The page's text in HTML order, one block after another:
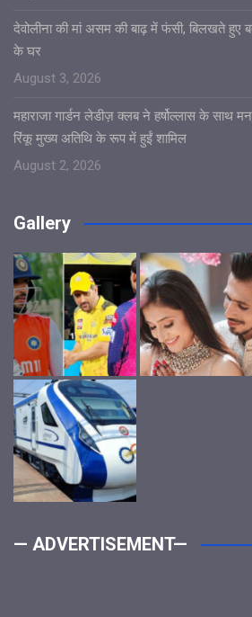
देवोलीना की मां असम की बाढ़ में फंसी, बिलखते हुए
के घर
August 3, 2026
महाराजा गार्डन लेडीज़ क्लब ने हर्षोल्लास के साथ
रिंकू मुख्य अतिथि के रूप में हुईं शामिल
August 2, 2026
Gallery
— ADVERTISEMENT—